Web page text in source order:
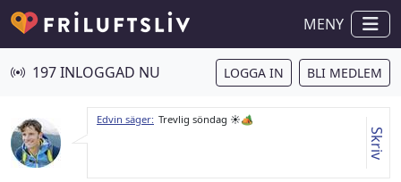
MENY
197 INLOGGAD NU LOGGA IN BLI MEDLEM
Edvin säger: Trevlig söndag ☀️🏕
Skriv